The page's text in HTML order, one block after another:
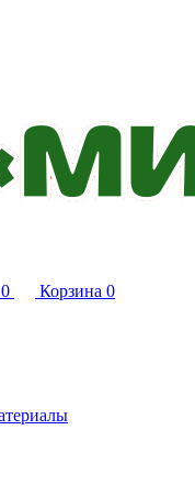
0 Корзина 0